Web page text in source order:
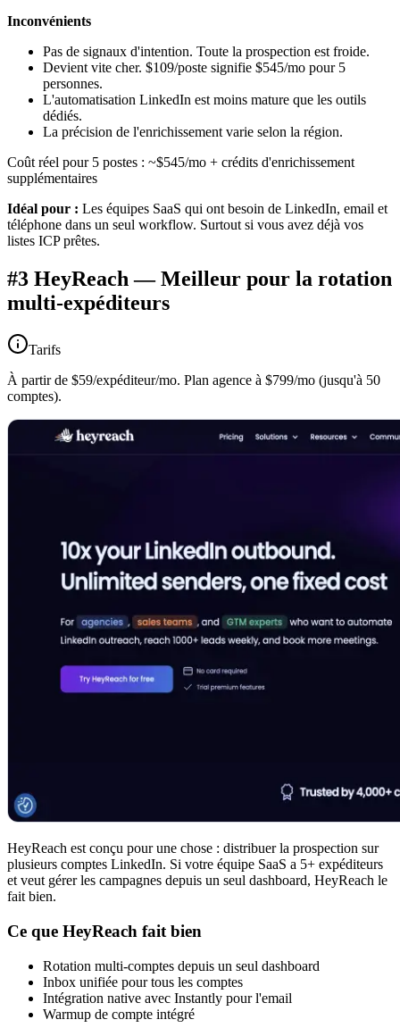
Inconvénients
Pas de signaux d'intention. Toute la prospection est froide.
Devient vite cher. $109/poste signifie $545/mo pour 5
personnes.
L'automatisation LinkedIn est moins mature que les outils
dédiés.
La précision de l'enrichissement varie selon la région.
Coût réel pour 5 postes : ~$545/mo + crédits d'enrichissement
supplémentaires
Idéal pour : Les équipes SaaS qui ont besoin de LinkedIn, email et
téléphone dans un seul workflow. Surtout si vous avez déjà vos
listes ICP prêtes.
#3 HeyReach — Meilleur pour la rotation
multi-expéditeurs
Tarifs
À partir de $59/expéditeur/mo. Plan agence à $799/mo (jusqu'à 50
comptes).
HeyReach est conçu pour une chose : distribuer la prospection sur
plusieurs comptes LinkedIn. Si votre équipe SaaS a 5+ expéditeurs
et veut gérer les campagnes depuis un seul dashboard, HeyReach le
fait bien.
Ce que HeyReach fait bien
Rotation multi-comptes depuis un seul dashboard
Inbox unifiée pour tous les comptes
Intégration native avec Instantly pour l'email
Warmup de compte intégré